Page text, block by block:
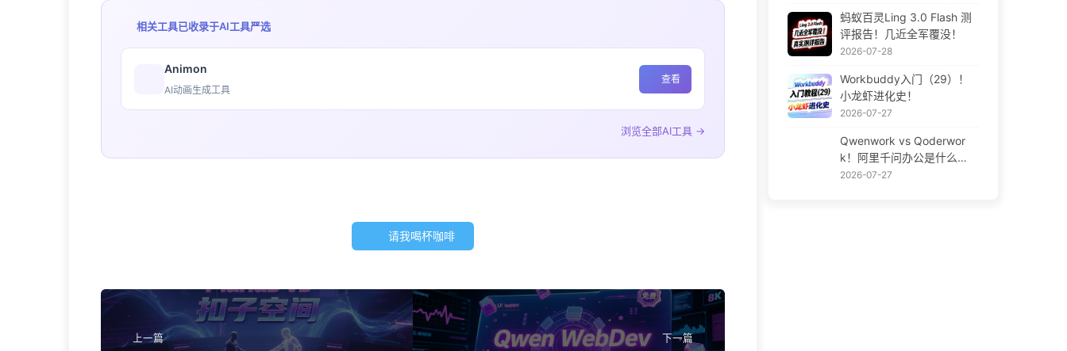
相关工具已收录于AI工具严选
Animon
AI动画生成工具
查看
浏览全部AI工具 →
请我喝杯咖啡
上一篇 下一篇
蚂蚁百灵Ling 3.0 Flash 测
评报告！几近全军覆没！
2026-07-28
Workbuddy入门（29）！
小龙虾进化史！
2026-07-27
Qwenwork vs Qoderwor
k！阿里千问办公是什么
鬼？
2026-07-27